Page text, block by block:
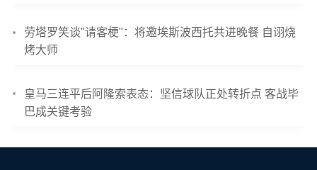
劳塔罗笑谈"请客梗"：将邀埃斯波西托共进晚餐 自诩烧
烤大师
皇马三连平后阿隆索表态：坚信球队正处转折点 客战毕
巴成关键考验